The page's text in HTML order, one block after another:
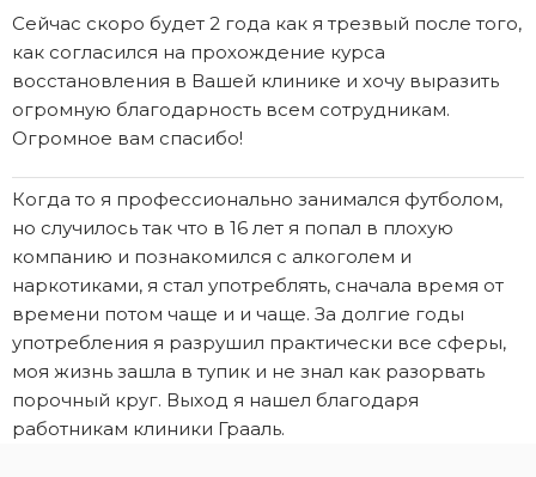
Сейчас скоро будет 2 года как я трезвый после того,
как согласился на прохождение курса
восстановления в Вашей клинике и хочу выразить
огромную благодарность всем сотрудникам.
Огромное вам спасибо!
Когда то я профессионально занимался футболом,
но случилось так что в 16 лет я попал в плохую
компанию и познакомился с алкоголем и
наркотиками, я стал употреблять, сначала время от
времени потом чаще и и чаще. За долгие годы
употребления я разрушил практически все сферы,
моя жизнь зашла в тупик и не знал как разорвать
порочный круг. Выход я нашел благодаря
работникам клиники Грааль.